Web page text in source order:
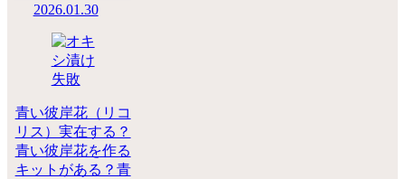
2026.01.30
青い彼岸花（リコ
リス）実在する？
青い彼岸花を作る
キットがある？青